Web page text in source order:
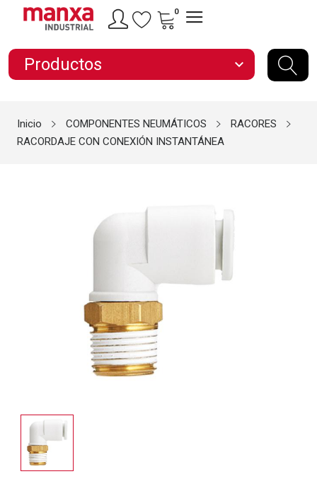
0
Productos expand_more
Inicio COMPONENTES NEUMÁTICOS
RACORES
RACORDAJE CON CONEXIÓN INSTANTÁNEA